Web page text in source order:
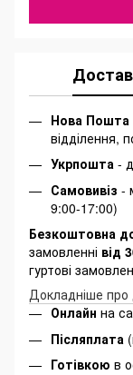
Нова Пошта
відділення,
Укрпошта -
Самовивіз -
9:00-17:00)
Безкоштовна
замовленні від
гуртові
Докладніше про
Онлайн на
Післяплата
Готівкою в